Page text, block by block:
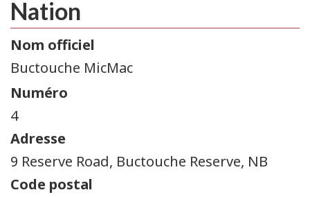
Nation
Nom officiel
Buctouche MicMac
Numéro
4
Adresse
9 Reserve Road, Buctouche Reserve, NB
Code postal